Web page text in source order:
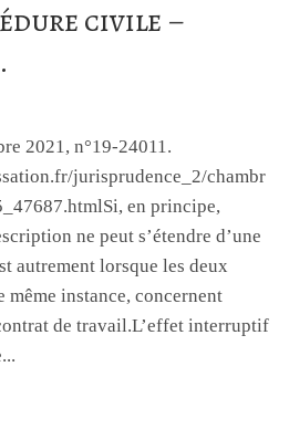
civile –
2021, n°19-24011.
jurisprudence_2/chambr
en principe,
ne peut s’étendre d’une
autrement lorsque les deux
même instance, concernent
de travail.L’effet interruptif